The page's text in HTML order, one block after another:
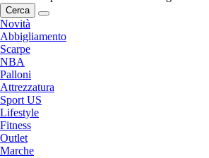
Cerca
Novità
Abbigliamento
Scarpe
NBA
Palloni
Attrezzatura
Sport US
Lifestyle
Fitness
Outlet
Marche